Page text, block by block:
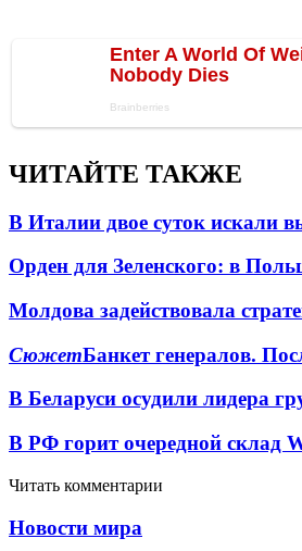
ЧИТАЙТЕ ТАКЖЕ
В Италии двое суток искали
Орден для Зеленского: в
Молдова задействовала
СюжетБанкет генералов.
В Беларуси осудили лидера
В РФ горит очередной склад
Читать комментарии
Новости мира